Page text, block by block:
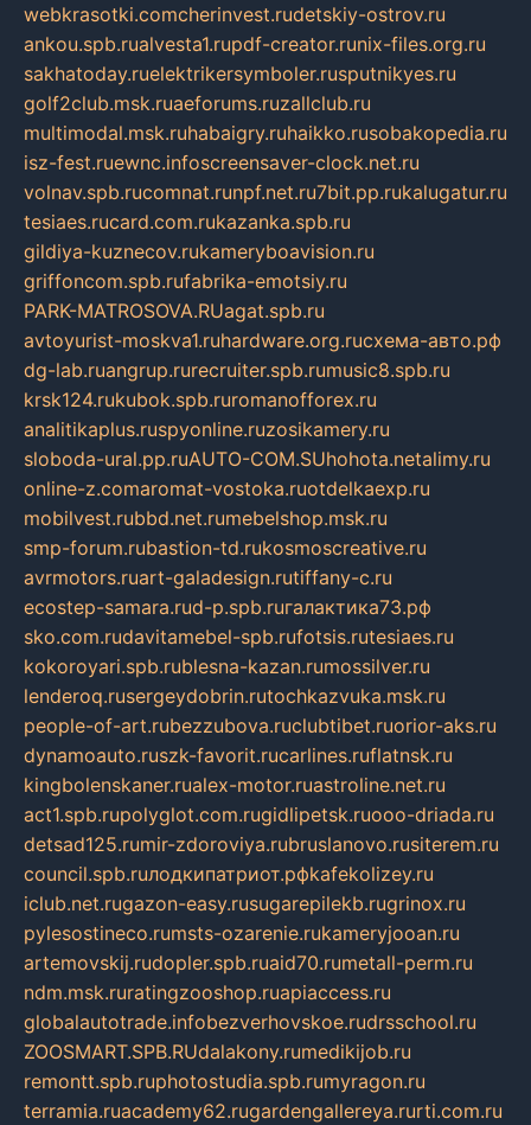
webkrasotki.comcherinvest.rudetskiy-ostrov.ru
ankou.spb.rualvesta1.rupdf-creator.runix-files.org.ru
sakhatoday.ruelektrikersymboler.rusputnikyes.ru
golf2club.msk.ruaeforums.ruzallclub.ru
multimodal.msk.ruhabaigry.ruhaikko.rusobakopedia.ru
isz-fest.ruewnc.infoscreensaver-clock.net.ru
volnav.spb.rucomnat.runpf.net.ru7bit.pp.rukalugatur.ru
tesiaes.rucard.com.rukazanka.spb.ru
gildiya-kuznecov.rukameryboavision.ru
griffoncom.spb.rufabrika-emotsiy.ru
PARK-MATROSOVA.RUagat.spb.ru
avtoyurist-moskva1.ruhardware.org.ruсхема-авто.рф
dg-lab.ruangrup.rurecruiter.spb.rumusic8.spb.ru
krsk124.rukubok.spb.ruromanofforex.ru
analitikaplus.ruspyonline.ruzosikamery.ru
sloboda-ural.pp.ruAUTO-COM.SUhohota.netalimy.ru
online-z.comaromat-vostoka.ruotdelkaexp.ru
mobilvest.rubbd.net.rumebelshop.msk.ru
smp-forum.rubastion-td.rukosmoscreative.ru
avrmotors.ruart-galadesign.rutiffany-c.ru
ecostep-samara.rud-p.spb.ruгалактика73.рф
sko.com.rudavitamebel-spb.rufotsis.rutesiaes.ru
kokoroyari.spb.rublesna-kazan.rumossilver.ru
lenderoq.rusergeydobrin.rutochkazvuka.msk.ru
people-of-art.rubezzubova.ruclubtibet.ruorior-aks.ru
dynamoauto.ruszk-favorit.rucarlines.ruflatnsk.ru
kingbolenskaner.rualex-motor.ruastroline.net.ru
act1.spb.rupolyglot.com.rugidlipetsk.ruooo-driada.ru
detsad125.rumir-zdoroviya.rubruslanovo.rusiterem.ru
council.spb.ruлодкипатриот.рфkafekolizey.ru
iclub.net.rugazon-easy.rusugarepilekb.rugrinox.ru
pylesostineco.rumsts-ozarenie.rukameryjooan.ru
artemovskij.rudopler.spb.ruaid70.rumetall-perm.ru
ndm.msk.ruratingzooshop.ruapiaccess.ru
globalautotrade.infobezverhovskoe.rudrsschool.ru
ZOOSMART.SPB.RUdalakony.rumedikijob.ru
remontt.spb.ruphotostudia.spb.rumyragon.ru
terramia.ruacademy62.rugardengallereya.rurti.com.ru